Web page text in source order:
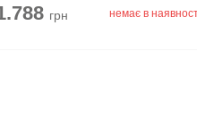
грн немає в